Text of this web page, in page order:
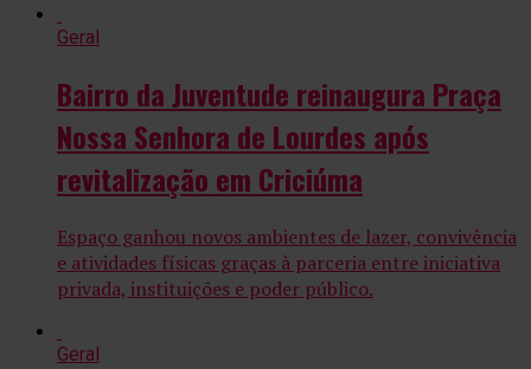
Geral
Bairro da Juventude reinaugura Praça
Nossa Senhora de Lourdes após
revitalização em Criciúma
Espaço ganhou novos ambientes de lazer, convivência
e atividades físicas graças à parceria entre iniciativa
privada, instituições e poder público.
Geral